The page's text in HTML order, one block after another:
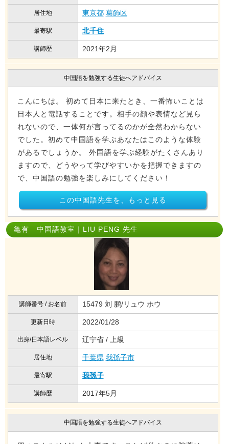
居住地 東京都 葛飾区
最寄駅 北千住
講師歴 2021年2月
中国語を勉強する生徒へアドバイス
こんにちは。 初めて日本に来たとき、一番怖いことは
日本人と電話することです。相手の顔や表情など見ら
れないので、一体何が言ってるのかが全然わからない
でした。初めて中国語を学ぶあなたはこのような体験
があるでしょうか。 外国語を学ぶ経験がたくさんあり
ますので、どうやって学びやすいかを把握できますの
で、中国語の勉強を楽しみにしてください！
この中国語先生を、もっと見る
亀有 中国語教室｜LIU PENG 先生
講師番号 / お名前 15479 刘 鹏/リュウ ホウ
更新日時 2022/01/28
出身/日本語レベル 辽宁省 / 上級
居住地 千葉県 我孫子市
最寄駅 我孫子
講師歴 2017年5月
中国語を勉強する生徒へアドバイス